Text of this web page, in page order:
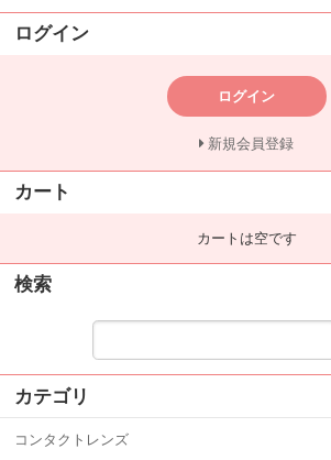
ログイン
ログイン
新規会員登録
カート
カートは空です
検索
カテゴリ
コンタクトレンズ